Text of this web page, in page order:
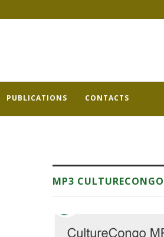
PUBLICATIONS CONTACTS
MP3 CULTURECONGO